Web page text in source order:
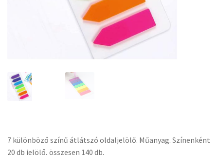
7 különböző színű átlátszó oldaljelölő. Műanyag. Színenként
20 db jelölő, összesen 140 db.